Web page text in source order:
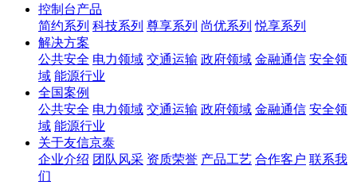
控制台产品
简约系列 科技系列 尊享系列 尚优系列 悦享系列
解决方案
公共安全 电力领域 交通运输 政府领域 金融通信 安全领
域 能源行业
全国案例
公共安全 电力领域 交通运输 政府领域 金融通信 安全领
域 能源行业
关于友信京泰
企业介绍 团队风采 资质荣誉 产品工艺 合作客户 联系我
们